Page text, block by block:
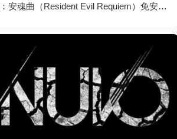
生化危机9：安魂曲（Resident Evil Requiem）免安装中文版